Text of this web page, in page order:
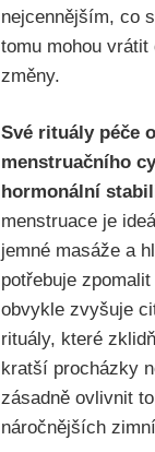
nejcennějším, co
tomu mohou
změny.
Své rituály péče
menstruačního
hormonální
menstruace je
jemné masáže a
potřebuje
obvykle zvyšuje
rituály, které
kratší procházky
zásadně ovlivnit
náročnějších